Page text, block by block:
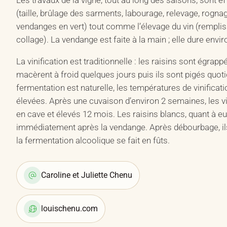
(taille, brûlage des sarments, labourage, relevage,
vendanges en vert) tout comme l’élevage du vin
collage). La vendange est faite à la main ; elle dure
La vinification est traditionnelle : les raisins sont
macèrent à froid quelques jours puis ils sont pigés
fermentation est naturelle, les températures de
élevées. Après une cuvaison d’environ 2 semaines, les
en cave et élevés 12 mois. Les raisins blancs, quant à
immédiatement après la vendange. Après débourbage,
la fermentation alcoolique se fait en fûts.
Caroline et Juliette Chenu
louischenu.com